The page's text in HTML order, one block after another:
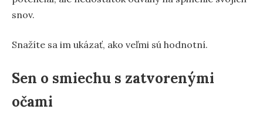
snov.
Snažíte sa im ukázať, ako veľmi sú hodnotní.
Sen o smiechu s zatvorenými
očami